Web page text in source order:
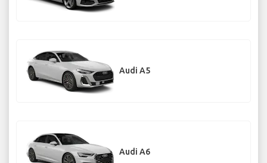
Audi A5
Audi A6